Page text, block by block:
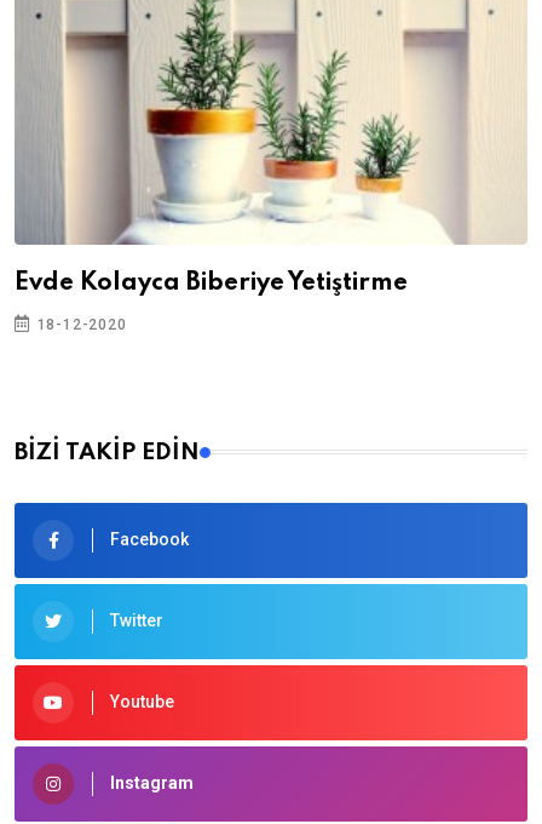
Evde Kolayca Biberiye Yetiştirme
18-12-2020
BİZİ TAKİP EDİN
Facebook
Twitter
Youtube
Instagram